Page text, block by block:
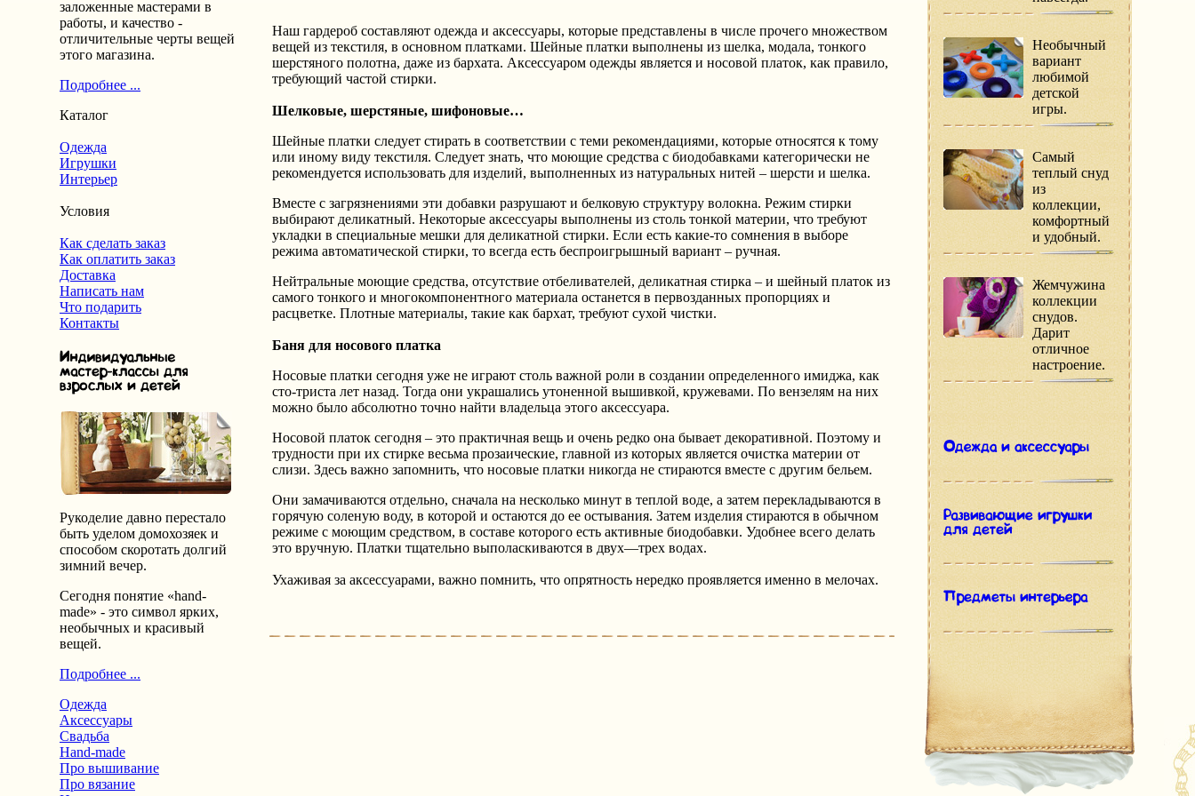
заложенные мастерами в
работы, и качество -
отличительные черты вещей
этого магазина.
Подробнее ...
Каталог
Одежда
Игрушки
Интерьер
Условия
Как сделать заказ
Как оплатить заказ
Доставка
Написать нам
Что подарить
Контакты
Рукоделие давно перестало
быть уделом домохозяек и
способом скоротать долгий
зимний вечер.
Сегодня понятие «hand-
made» - это символ ярких,
необычных и красивый
вещей.
Подробнее ...
Одежда
Аксессуары
Свадьба
Hand-made
Про вышивание
Про вязание
Наш гардероб составляют одежда и аксессуары, которые представлены в числе прочего множеством
вещей из текстиля, в основном платками. Шейные платки выполнены из шелка, модала, тонкого
шерстяного полотна, даже из бархата. Аксессуаром одежды является и носовой платок, как правило,
требующий частой стирки.
Шелковые, шерстяные, шифоновые…
Шейные платки следует стирать в соответствии с теми рекомендациями, которые относятся к тому
или иному виду текстиля. Следует знать, что моющие средства с биодобавками категорически не
рекомендуется использовать для изделий, выполненных из натуральных нитей – шерсти и шелка.
Вместе с загрязнениями эти добавки разрушают и белковую структуру волокна. Режим стирки
выбирают деликатный. Некоторые аксессуары выполнены из столь тонкой материи, что требуют
укладки в специальные мешки для деликатной стирки. Если есть какие-то сомнения в выборе
режима автоматической стирки, то всегда есть беспроигрышный вариант – ручная.
Нейтральные моющие средства, отсутствие отбеливателей, деликатная стирка – и шейный платок из
самого тонкого и многокомпонентного материала останется в первозданных пропорциях и
расцветке. Плотные материалы, такие как бархат, требуют сухой чистки.
Баня для носового платка
Носовые платки сегодня уже не играют столь важной роли в создании определенного имиджа, как
сто-триста лет назад. Тогда они украшались утоненной вышивкой, кружевами. По вензелям на них
можно было абсолютно точно найти владельца этого аксессуара.
Носовой платок сегодня – это практичная вещь и очень редко она бывает декоративной. Поэтому и
трудности при их стирке весьма прозаические, главной из которых является очистка материи от
слизи. Здесь важно запомнить, что носовые платки никогда не стираются вместе с другим бельем.
Они замачиваются отдельно, сначала на несколько минут в теплой воде, а затем перекладываются в
горячую соленую воду, в которой и остаются до ее остывания. Затем изделия стираются в обычном
режиме с моющим средством, в составе которого есть активные биодобавки. Удобнее всего делать
это вручную. Платки тщательно выполаскиваются в двух—трех водах.
Ухаживая за аксессуарами, важно помнить, что опрятность нередко проявляется именно в мелочах.
Необычный
вариант
любимой
детской
игры.
Самый
теплый снуд
из
коллекции,
комфортный
и удобный.
Жемчужина
коллекции
снудов.
Дарит
отличное
настроение.